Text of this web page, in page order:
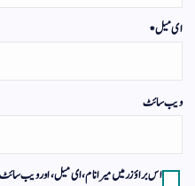
ای میل*
ویب‌ سائٹ
اس براؤزر میں میرا نام، ای میل، اور ویب